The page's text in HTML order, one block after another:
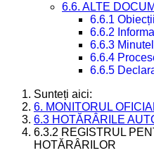
6.6. ALTE
6.6.1
6.6.2
6.6.3
6.6.4
6.6.5
Sunteți aici:
6. MONITORUL
6.3 HOTĂRÂRILE
6.3.2 REGISTRUL
HOTĂRÂRILOR